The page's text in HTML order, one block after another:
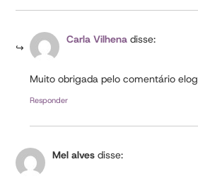
Carla Vilhena disse:
Muito obrigada pelo comentário
Responder
Mel alves disse: